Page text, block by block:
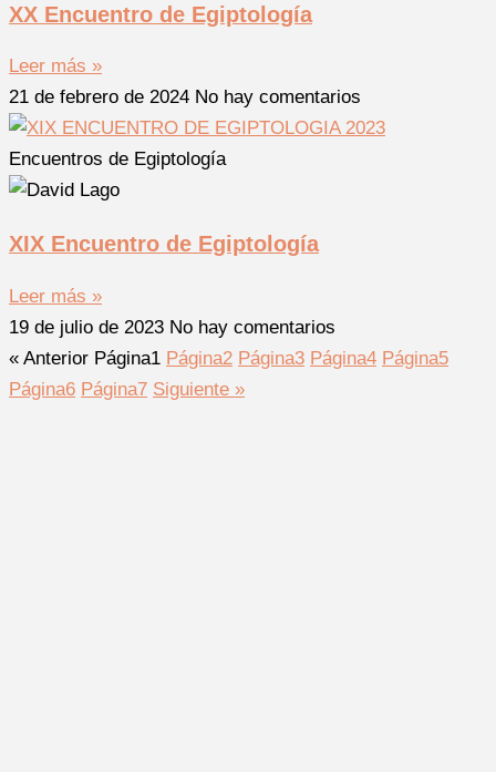
XX Encuentro de Egiptología
Leer más »
21 de febrero de 2024 No hay comentarios
Encuentros de Egiptología
XIX Encuentro de Egiptología
Leer más »
19 de julio de 2023 No hay comentarios
« Anterior Página1 Página2 Página3 Página4 Página5
Página6 Página7 Siguiente »